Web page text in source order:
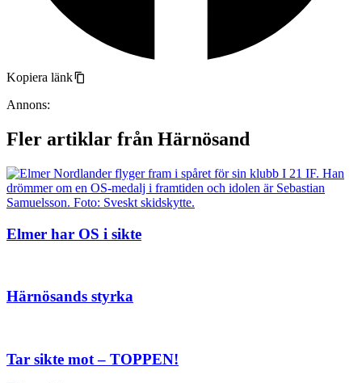
Kopiera länk
Annons:
Fler artiklar från Härnösand
Elmer har OS i sikte
Härnösands styrka
Tar sikte mot – TOPPEN!